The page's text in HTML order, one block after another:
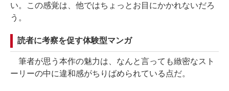
い。この感覚は、他ではちょっとお目にかかれないだろ
う。
読者に考察を促す体験型マンガ
筆者が思う本作の魅力は、なんと言っても緻密なスト
ーリーの中に違和感がちりばめられている点だ。